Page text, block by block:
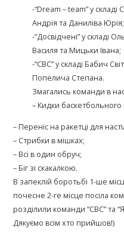
-“Dream – team” у
Андрія та Даниліва Юрія;
-“Досвідчені” у складі
Василя та Мицьки Івана;
-“СВС” у складі Бабич
Попелича Степана.
Змагались команди в
– Кидки баскетбольного
– Переніс на ракетці для
– Стрибки в мішках;
– Всі в один обруч;
– Біг зі скакалкою.
В запеклій боротьбі 1-ше
почесне 2-ге місце посіла
розділили команди “СВС” та
Дякуємо всім хто прийшов!)